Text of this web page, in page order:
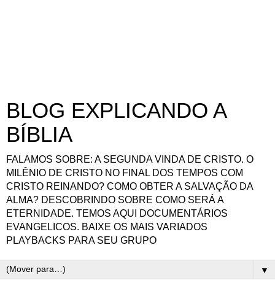
BLOG EXPLICANDO A
BÍBLIA
FALAMOS SOBRE: A SEGUNDA VINDA DE CRISTO. O
MILÊNIO DE CRISTO NO FINAL DOS TEMPOS COM
CRISTO REINANDO? COMO OBTER A SALVAÇÃO DA
ALMA? DESCOBRINDO SOBRE COMO SERÁ A
ETERNIDADE. TEMOS AQUI DOCUMENTÁRIOS
EVANGELICOS. BAIXE OS MAIS VARIADOS
PLAYBACKS PARA SEU GRUPO
▼